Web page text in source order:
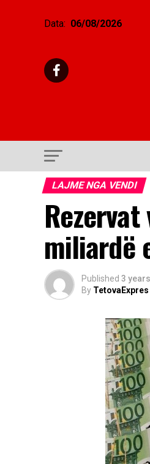
Data: 06/08/2026
LAJME NGA VENDI
miliardë
Published 3
By TetovaExpres